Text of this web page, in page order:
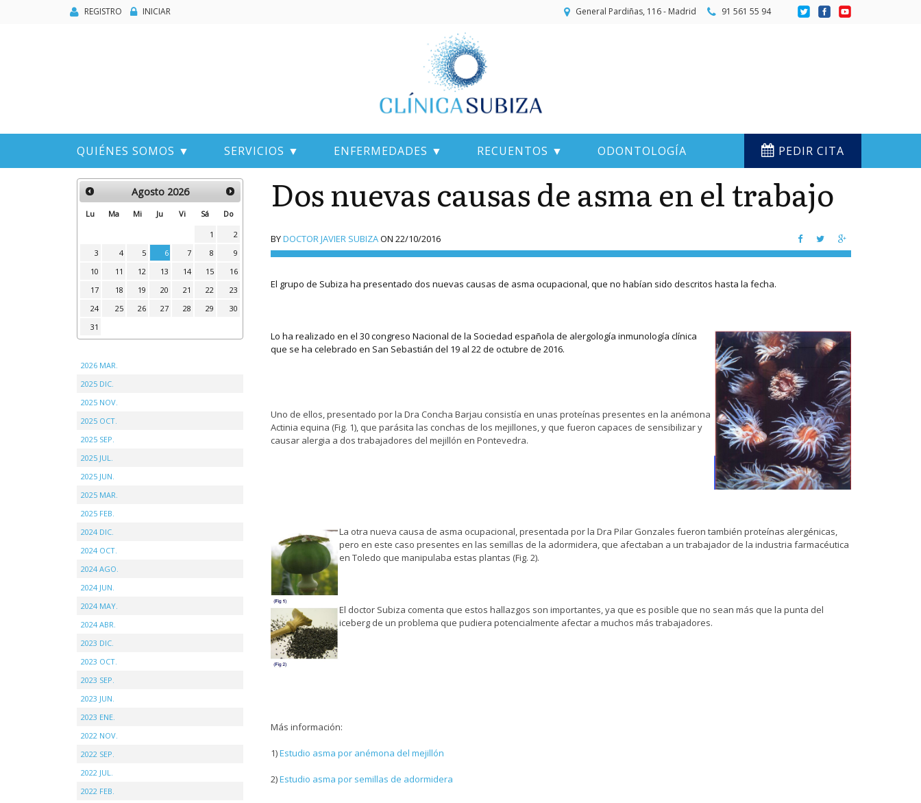
REGISTRO INICIAR General Pardiñas, 116 - Madrid 91 561 55 94
QUIÉNES SOMOS ▼ SERVICIOS ▼ ENFERMEDADES ▼ RECUENTOS ▼ ODONTOLOGÍA PEDIR CITA
Dos nuevas causas de asma en el trabajo
BYDOCTOR JAVIER SUBIZAON 22/10/2016
El grupo de Subiza ha presentado dos nuevas causas de asma ocupacional, que no habían sido descritos hasta la fecha.
Lo ha realizado en el 30 congreso Nacional de la Sociedad española de alergología inmunología clínica
que se ha celebrado en San Sebastián del 19 al 22 de octubre de 2016.
Uno de ellos, presentado por la Dra Concha Barjau consistía en unas proteínas presentes en la anémona
Actinia equina (Fig. 1), que parásita las conchas de los mejillones, y que fueron capaces de sensibilizar y
causar alergia a dos trabajadores del mejillón en Pontevedra.
La otra nueva causa de asma ocupacional, presentada por la Dra Pilar Gonzales fueron también proteínas alergénicas,
pero en este caso presentes en las semillas de la adormidera, que afectaban a un trabajador de la industria farmacéutica
en Toledo que manipulaba estas plantas (Fig. 2).
El doctor Subiza comenta que estos hallazgos son importantes, ya que es posible que no sean más que la punta del
iceberg de un problema que pudiera potencialmente afectar a muchos más trabajadores.
Más información:
1)Estudio asma por anémona del mejillón
2)Estudio asma por semillas de adormidera
Agosto 2026
Lu Ma Mi Ju Vi Sá Do
1
2
3
4 5 6 7 8
9
10
11 12 13 14 15
16
17
18 19 20 21 22
23
24
25 26 27 28 29
30
31
2026 MAR.
2025 DIC.
2025 NOV.
2025 OCT.
2025 SEP.
2025 JUL.
2025 JUN.
2025 MAR.
2025 FEB.
2024 DIC.
2024 OCT.
2024 AGO.
2024 JUN.
2024 MAY.
2024 ABR.
2023 DIC.
2023 OCT.
2023 SEP.
2023 JUN.
2023 ENE.
2022 NOV.
2022 SEP.
2022 JUL.
2022 FEB.